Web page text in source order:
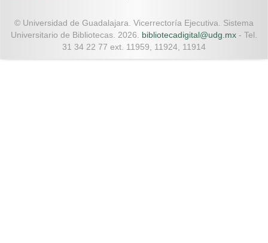
© Universidad de Guadalajara. Vicerrectoría Ejecutiva. Sistema
Universitario de Bibliotecas. 2026. bibliotecadigital@udg.mx - Tel.
31 34 22 77 ext. 11959, 11924, 11914